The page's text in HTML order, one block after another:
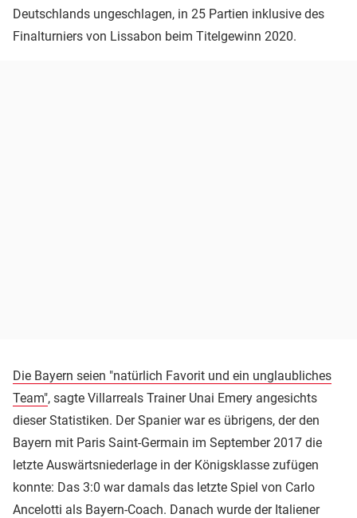
Deutschlands ungeschlagen, in 25 Partien inklusive des
Finalturniers von Lissabon beim Titelgewinn 2020.
Die Bayern seien "natürlich Favorit und ein unglaubliches
Team", sagte Villarreals Trainer Unai Emery angesichts
dieser Statistiken. Der Spanier war es übrigens, der den
Bayern mit Paris Saint-Germain im September 2017 die
letzte Auswärtsniederlage in der Königsklasse zufügen
konnte: Das 3:0 war damals das letzte Spiel von Carlo
Ancelotti als Bayern-Coach. Danach wurde der Italiener